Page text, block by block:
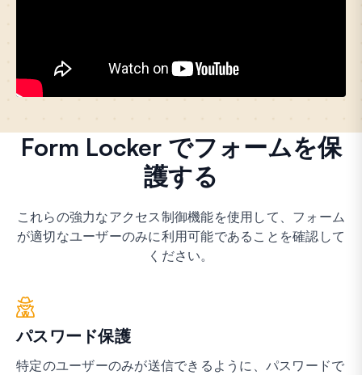
Form Locker でフォームを保
護する
これらの強力なアクセス制御機能を使用して、フォーム
が適切なユーザーのみに利用可能であることを確認して
ください。
パスワード保護
特定のユーザーのみが送信できるように、パスワードで